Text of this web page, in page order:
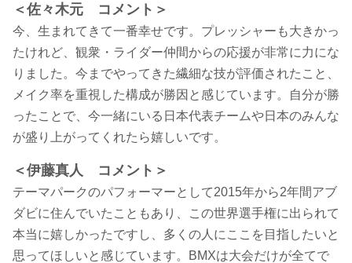
＜佐々木元 コメント＞
今、生まれてきて一番幸せです。プレッシャーも大きかっ
たけれど、観衆・ライダー仲間からの応援が非常に力にな
りました。今までやってきた繊細な技が評価されたこと、
メイク率を重視した構成が勝因と感じています。自分が勝
ったことで、今一緒にいる日本代表チームや日本のみんな
が盛り上がってくれたら嬉しいです。
＜伊藤真人 コメント＞
テーマパークのパフォーマーとして2015年から2年間アブ
ダビに住んでいたこともあり、この世界選手権に出られて
本当に嬉しかったですし、多くの人にここを目指したいと
思ってほしいと感じています。BMXは大会だけが全てで